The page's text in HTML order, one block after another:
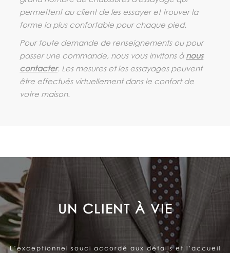
permettent au client de les essayer et trouver la
forme la plus confortable pour chaque pied.
Pour toute demande de renseignements ou pour
passer une commande, nous vous invitons à nous
contacter. Les mesures et les essayages peuvent
être effectués virtuellement dans le confort de
votre maison.
LE SOUCI DE LA SATISFACTION
DU CLIENT